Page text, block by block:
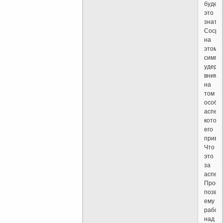
будет
это
знать.
на
этом
на
том
его
Что
это
за
ему
над